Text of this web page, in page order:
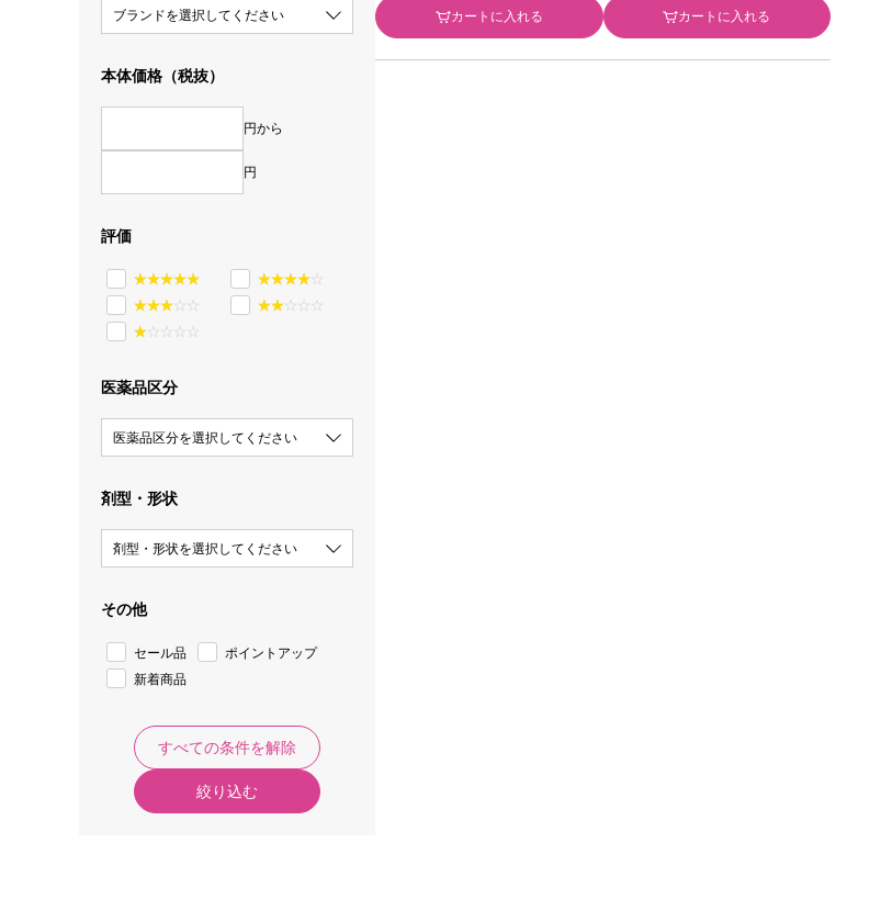
ブランドを選択してください
本体価格（税抜）
円から
円
評価
医薬品区分
医薬品区分を選択してください
剤型・形状
剤型・形状を選択してください
その他
セール品
ポイントアップ
新着商品
すべての条件を解除
絞り込む
カートに入れる カートに入れる